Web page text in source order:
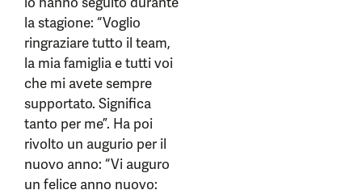
la stagione: “Voglio
ringraziare tutto il team,
la mia famiglia e tutti voi
che mi avete sempre
supportato. Significa
tanto per me”. Ha poi
rivolto un augurio per il
nuovo anno: “Vi auguro
un felice anno nuovo: